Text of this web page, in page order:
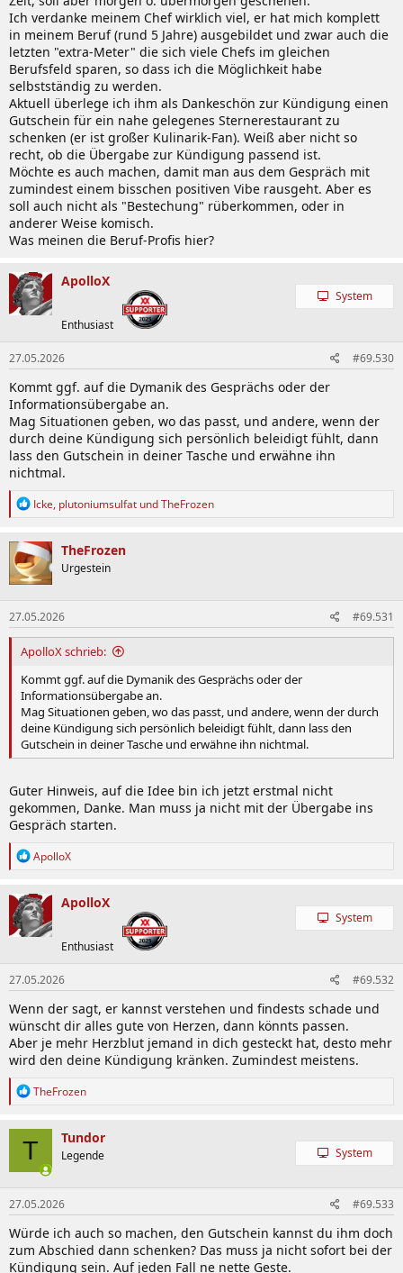
Ich verdanke meinem Chef wirklich viel, er hat mich komplett
in meinem Beruf (rund 5 Jahre) ausgebildet und zwar auch die
letzten "extra-Meter" die sich viele Chefs im gleichen
Berufsfeld sparen, so dass ich die Möglichkeit habe
selbstständig zu werden.
Aktuell überlege ich ihm als Dankeschön zur Kündigung einen
Gutschein für ein nahe gelegenes Sternerestaurant zu
schenken (er ist großer Kulinarik-Fan). Weiß aber nicht so
recht, ob die Übergabe zur Kündigung passend ist.
Möchte es auch machen, damit man aus dem Gespräch mit
zumindest einem bisschen positiven Vibe rausgeht. Aber es
soll auch nicht als "Bestechung" rüberkommen, oder in
anderer Weise komisch.
Was meinen die Beruf-Profis hier?
ApolloX
Enthusiast
System
27.05.2026 #69.530
Kommt ggf. auf die Dymanik des Gesprächs oder der
Informationsübergabe an.
Mag Situationen geben, wo das passt, und andere, wenn der
durch deine Kündigung sich persönlich beleidigt fühlt, dann
lass den Gutschein in deiner Tasche und erwähne ihn
nichtmal.
R
k
t
i
o
n
e
n
:
Icke, plutoniumsulfat undTheFrozen
TheFrozen
Urgestein
27.05.2026 #69.531
ApolloX schrieb:
Kommt ggf. auf die Dymanik des Gesprächs oder der
Informationsübergabe an.
Mag Situationen geben, wo das passt, und andere, wenn der durch
deine Kündigung sich persönlich beleidigt fühlt, dann lass den
Gutschein in deiner Tasche und erwähne ihn nichtmal.
Guter Hinweis, auf die Idee bin ich jetzt erstmal nicht
gekommen, Danke. Man muss ja nicht mit der Übergabe ins
Gespräch starten.
R
k
t
i
o
n
ApolloX
ApolloX
Enthusiast
System
27.05.2026 #69.532
Wenn der sagt, er kannst verstehen und findests schade und
wünscht dir alles gute von Herzen, dann könnts passen.
Aber je mehr Herzblut jemand in dich gesteckt hat, desto mehr
wird den deine Kündigung kränken. Zumindest meistens.
R
k
t
o
n
e
n
:
TheFrozen
T Tundor
Legende System
27.05.2026 #69.533
Würde ich auch so machen, den Gutschein kannst du ihm doch
zum Abschied dann schenken? Das muss ja nicht sofort bei der
Kündigung sein. Auf jeden Fall ne nette Geste.